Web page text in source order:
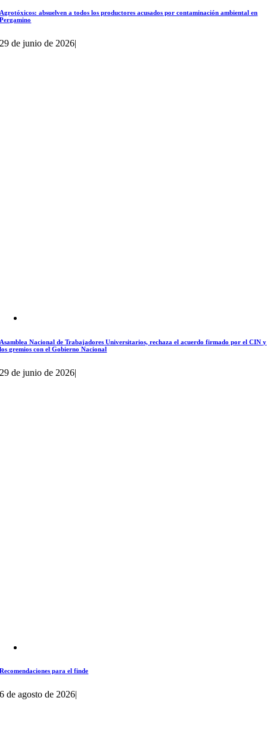
Agrotóxicos: absuelven a todos los productores acusados por contaminación ambiental en
Pergamino
29 de junio de 2026|
Asamblea Nacional de Trabajadores Universitarios, rechaza el acuerdo firmado por el CIN y
los gremios con el Gobierno Nacional
29 de junio de 2026|
Recomendaciones para el finde
6 de agosto de 2026